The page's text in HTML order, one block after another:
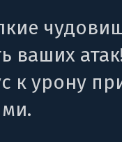
ваших
к урону